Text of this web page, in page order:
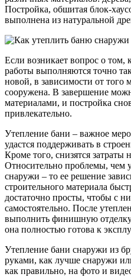
Постройка, обшитая блок-
выполнена из натуральной
Если возникает вопрос о том,
работы выполняются точно
новой, в зависимости от того
сооружена. В завершение
материалами, и постройка
привлекательно.
Утепление бани – важное
удастся поддерживать в
Кроме того, снизятся затраты
Относительно проблемы, чем
снаружи – то ее решение
строительного материала
достаточно просты, чтобы с
самостоятельно. После
выполнить финишную
она полностью готова к
Утепление бани снаружи из
руками, как лучше снаружи
как правильно, на фото и